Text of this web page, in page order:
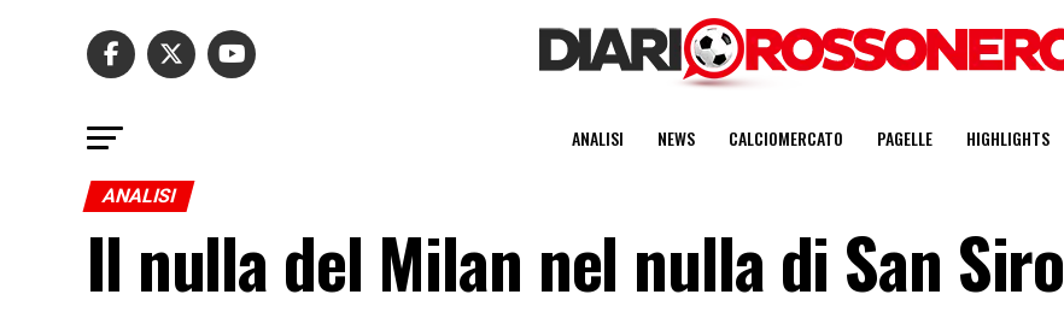
ANALISI NEWS CALCIOMERCATO PAGELLE HIGHLIGHTS
ANALISI
Il nulla del Milan nel nulla di San Siro